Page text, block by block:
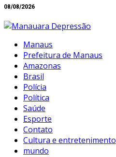
08/08/2026
Manaus
Prefeitura de Manaus
Amazonas
Brasil
Polícia
Política
Saúde
Esporte
Contato
Cultura e entretenimento
mundo